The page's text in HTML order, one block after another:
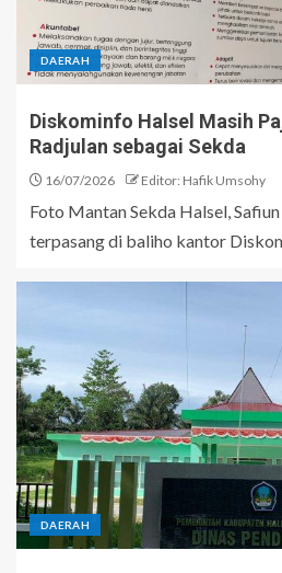
DAERAH
Diskominfo Halsel Masih
Radjulan sebagai Sekda
16/07/2026 Editor: Hafik Umsohy
Foto Mantan Sekda Halsel,
terpasang di baliho kantor
DAERAH